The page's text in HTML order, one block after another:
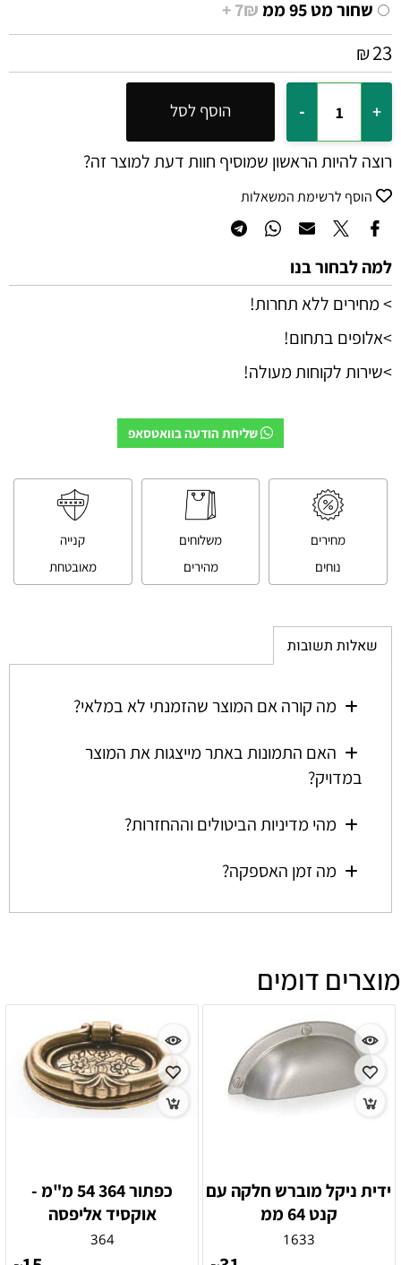
שחור מט 95 ממ
7₪ +
₪23
הוסף לסל
רוצה להיות הראשון שמוסיף חוות דעת למוצר זה?
הוסף לרשימת המשאלות
למה לבחור בנו
> מחירים ללא תחרות!
>אלופים בתחום!
>שירות לקוחות מעולה!
שליחת הודעה בוואטסאפ
מחירים
נוחים
משלוחים
מהירים
קנייה
מאובטחת
שאלות תשובות
מה קורה אם המוצר שהזמנתי לא במלאי?
האם התמונות באתר מייצגות את המוצר
במדויק?
מהי מדיניות הביטולים וההחזרות?
מה זמן האספקה?
מוצרים דומים
ידית ניקל מוברש חלקה עם
קנט 64 ממ
1633
כפתור 364 54 מ"מ -
אוקסיד אליפסה
364